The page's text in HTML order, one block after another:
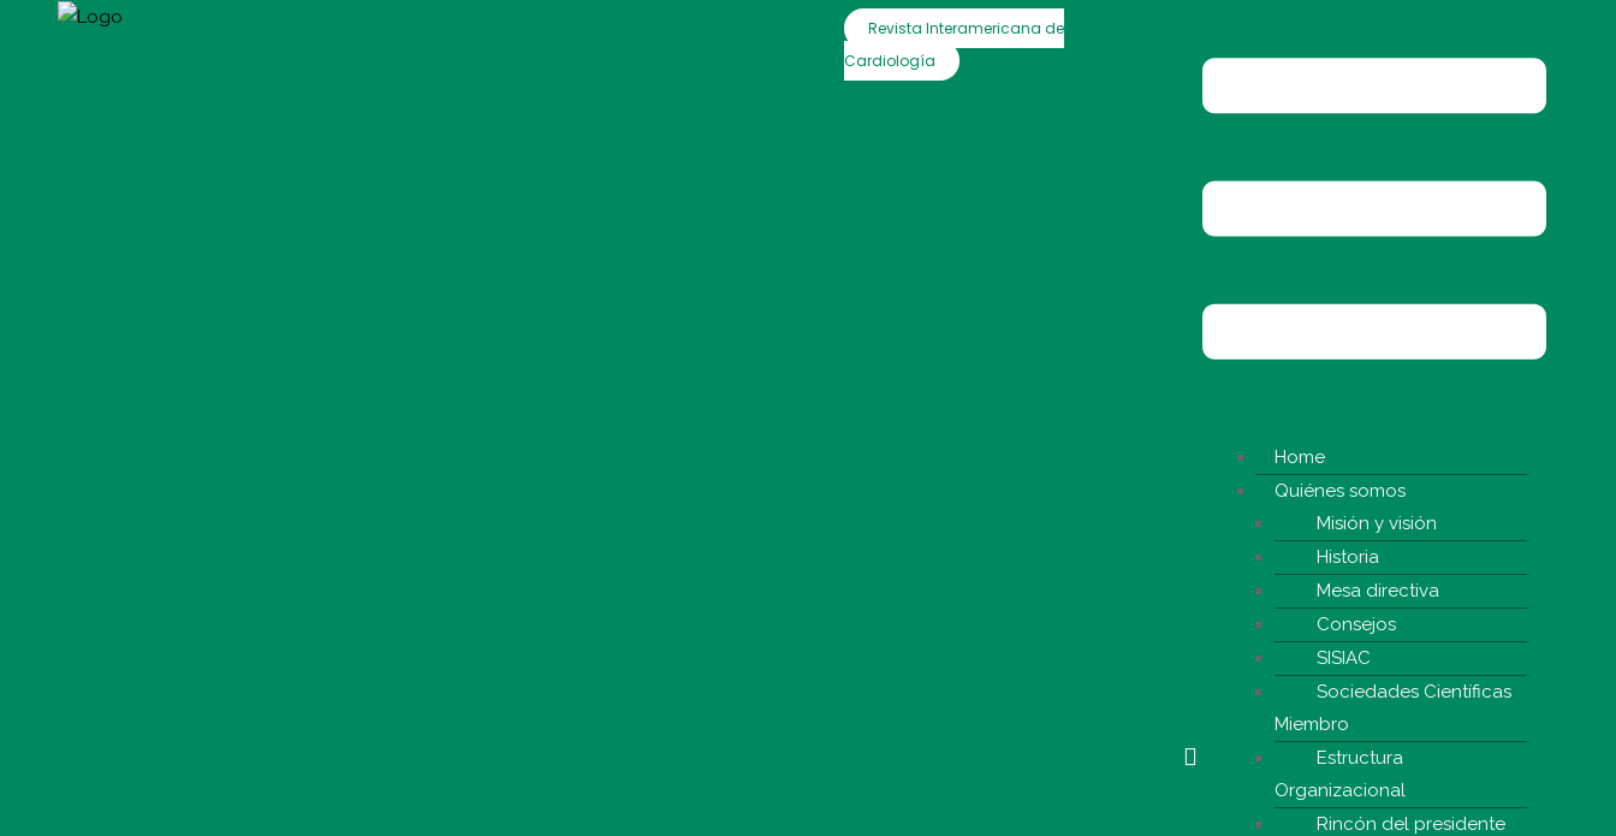
Revista Interamericana de
Cardiología
Home
Quiénes somos
Misión y visión
Historia
Mesa directiva
Consejos
SISIAC
Sociedades Científicas
Miembro
Estructura
Organizacional
Rincón del presidente